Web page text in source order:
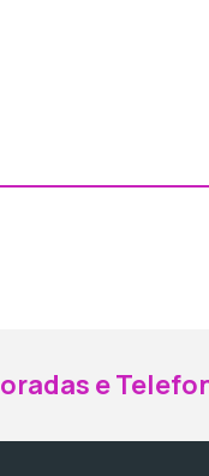
ao Facebook
ao
e